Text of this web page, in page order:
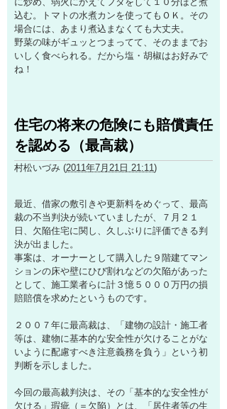
込む。トマトの水煮カンを使ってもＯＫ。その
場合には、あまり煮込まなくても大丈夫。
野菜の味がギュッとつまってて、そのままでお
いしく食べられる。だから塩・胡椒はお好みで
ね！
住宅の将来の危険にも賠償責任
を認める（最高裁）
村松いづみ (2011年7月21日 21:11)
最近、借家の敷引きや更新料をめぐって、最高
裁の不当判決が続いていましたが、７月２１
日、欠陥住宅に関し、久しぶりに評価できる判
決が出ました。
事案は、オーナーとして購入した９階建てマン
ションの床や壁にひび割れなどの欠陥があった
として、施工業者らに計３憶５０００万円の損
賠賠償を求めたというものです。
２００７年に最高裁は、「建物の設計・施工者
等は、建物に基本的な安全性が欠けることがな
いように配慮すべき注意義務を負う」という初
判断を示しました。
今回の最高裁判決は、その「基本的な安全性が
欠ける」瑕疵（＝欠陥）とは、「居住者等の生